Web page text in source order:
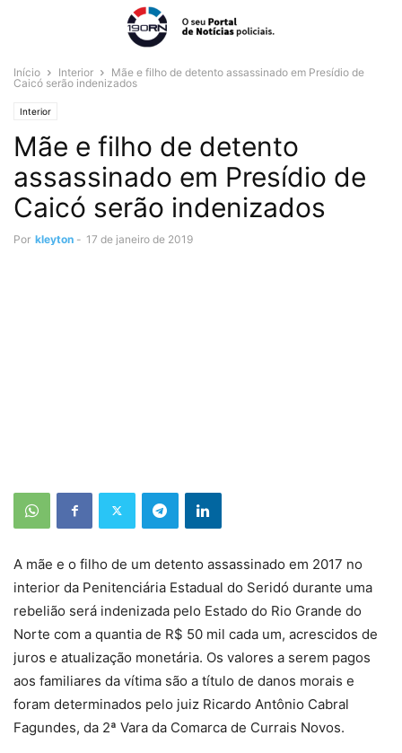
Início Interior
Mãe e filho de detento assassinado em Presídio de
Caicó serão indenizados
Interior
Mãe e filho de detento
assassinado em Presídio de
Caicó serão indenizados
Por kleyton - 17 de janeiro de 2019
A mãe e o filho de um detento assassinado em 2017 no
interior da Penitenciária Estadual do Seridó durante uma
rebelião será indenizada pelo Estado do Rio Grande do
Norte com a quantia de R$ 50 mil cada um, acrescidos de
juros e atualização monetária. Os valores a serem pagos
aos familiares da vítima são a título de danos morais e
foram determinados pelo juiz Ricardo Antônio Cabral
Fagundes, da 2ª Vara da Comarca de Currais Novos.